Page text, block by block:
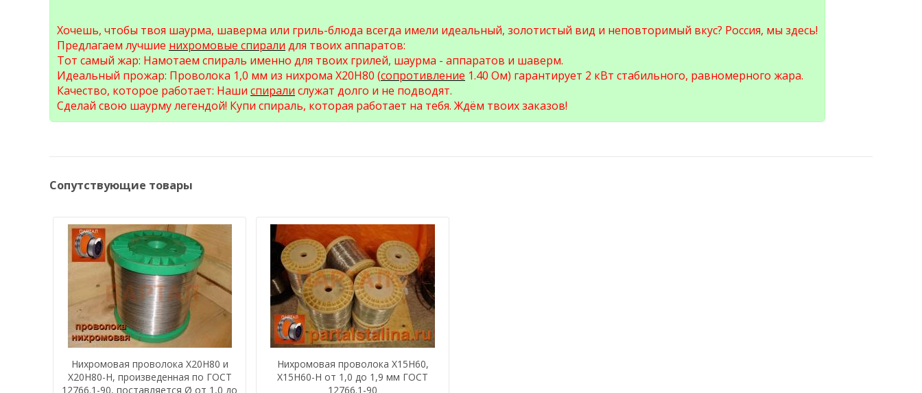
Хочешь, чтобы твоя шаурма, шаверма или гриль-блюда всегда имели идеальный, золотистый вид и неповторимый вкус? Россия, мы здесь!
Предлагаем лучшие нихромовые спирали для твоих аппаратов:
Тот самый жар: Намотаем спираль именно для твоих грилей, шаурма - аппаратов и шаверм.
Идеальный прожар: Проволока 1,0 мм из нихрома Х20Н80 (сопротивление 1.40 Ом) гарантирует 2 кВт стабильного, равномерного жара.
Качество, которое работает: Наши спирали служат долго и не подводят.
Сделай свою шаурму легендой! Купи спираль, которая работает на тебя. Ждём твоих заказов!
Сопутствующие товары
Нихромовая проволока Х20Н80 и
Х20Н80-Н, произведенная по ГОСТ
12766.1-90, поставляется Ø от 1,0 до
Нихромовая проволока Х15Н60,
Х15Н60-Н от 1,0 до 1,9 мм ГОСТ
12766.1-90